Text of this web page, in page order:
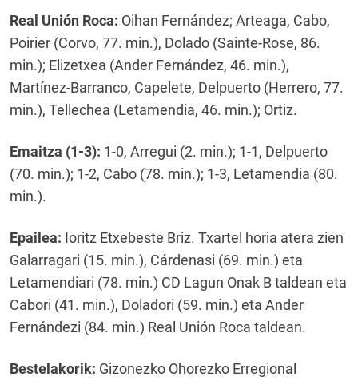
Real Unión Roca: Oihan Fernández; Arteaga, Cabo,
Poirier (Corvo, 77. min.), Dolado (Sainte-Rose, 86.
min.); Elizetxea (Ander Fernández, 46. min.),
Martínez-Barranco, Capelete, Delpuerto (Herrero, 77.
min.), Tellechea (Letamendia, 46. min.); Ortiz.
Emaitza (1-3): 1-0, Arregui (2. min.); 1-1, Delpuerto
(70. min.); 1-2, Cabo (78. min.); 1-3, Letamendia (80.
min.).
Epailea: Ioritz Etxebeste Briz. Txartel horia atera zien
Galarragari (15. min.), Cárdenasi (69. min.) eta
Letamendiari (78. min.) CD Lagun Onak B taldean eta
Cabori (41. min.), Doladori (59. min.) eta Ander
Fernándezi (84. min.) Real Unión Roca taldean.
Bestelakorik: Gizonezko Ohorezko Erregional